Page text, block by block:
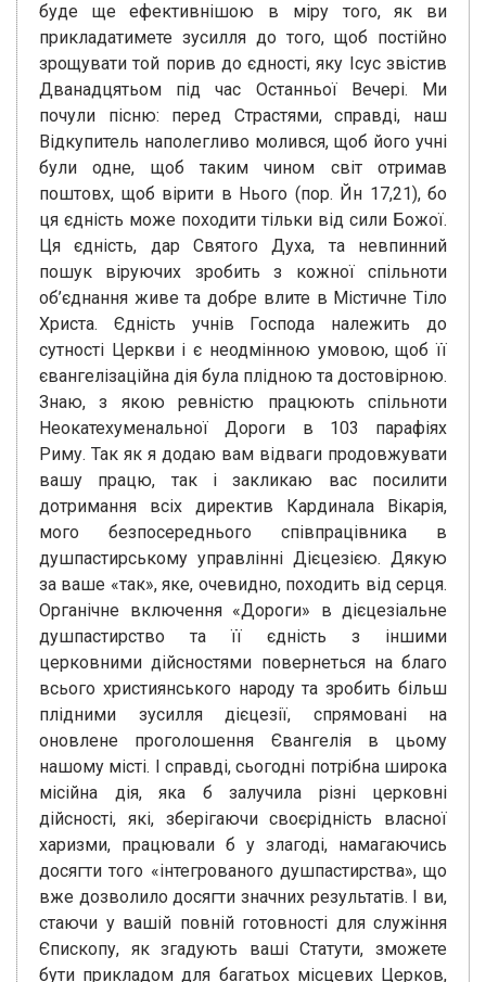
буде ще ефективнішою в міру того, як ви
прикладатимете зусилля до того, щоб постійно
зрощувати той порив до єдності, яку Ісус звістив
Дванадцятьом під час Останньої Вечері. Ми
почули пісню: перед Страстями, справді, наш
Відкупитель наполегливо молився, щоб його учні
були одне, щоб таким чином світ отримав
поштовх, щоб вірити в Нього (пор. Йн 17,21), бо
ця єдність може походити тільки від сили Божої.
Ця єдність, дар Святого Духа, та невпинний
пошук віруючих зробить з кожної спільноти
об’єднання живе та добре влите в Містичне Тіло
Христа. Єдність учнів Господа належить до
сутності Церкви і є неодмінною умовою, щоб її
євангелізаційна дія була плідною та достовірною.
Знаю, з якою ревністю працюють спільноти
Неокатехуменальної Дороги в 103 парафіях
Риму. Так як я додаю вам відваги продовжувати
вашу працю, так і закликаю вас посилити
дотримання всіх директив Кардинала Вікарія,
мого безпосереднього співпрацівника в
душпастирському управлінні Дієцезією. Дякую
за ваше «так», яке, очевидно, походить від серця.
Органічне включення «Дороги» в дієцезіальне
душпастирство та її єдність з іншими
церковними дійсностями повернеться на благо
всього християнського народу та зробить більш
плідними зусилля дієцезії, спрямовані на
оновлене проголошення Євангелія в цьому
нашому місті. І справді, сьогодні потрібна широка
місійна дія, яка б залучила різні церковні
дійсності, які, зберігаючи своєрідність власної
харизми, працювали б у злагоді, намагаючись
досягти того «інтегрованого душпастирства», що
вже дозволило досягти значних результатів. І ви,
стаючи у вашій повній готовності для служіння
Єпископу, як згадують ваші Статути, зможете
бути прикладом для багатьох місцевих Церков,